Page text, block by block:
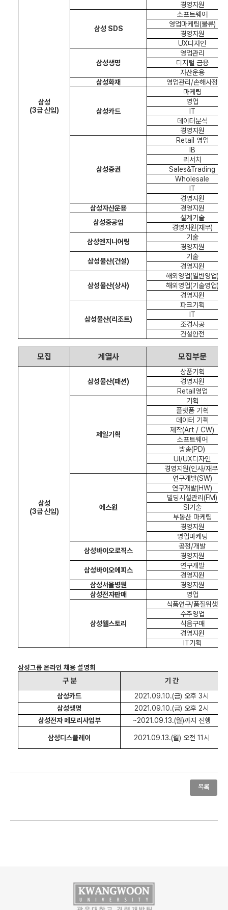
삼성
(3급 신입)
경영지원
삼성 SDS
소프트웨어
영업마케팅(물류)
경영지원
UX디자인
삼성생명
영업관리
디지털 금융
자산운용
삼성화재
영업관리 /손해사정
삼성카드
마케팅
영업
IT
데이터분석
경영지원
삼성증권
Retail 영업
IB
리서치
Sales&Trading
Wholesale
IT
경영지원
삼성자산운용
경영지원
삼성중공업
설계기술
경영지원(재무)
삼성엔지니어링
기술
경영지원
삼성물산(건설)
기술
경영지원
삼성물산(상사)
해외영업(일반영업)
해외영업(기술영업)
경영지원
삼성물산(리조트)
파크기획
IT
조경시공
건설안전
모집 계열사 모집부문
삼성
(3급 신입)
삼성물산(패션)
상품기획
경영지원
Retail 영업
제일기획
기획
플랫폼 기획
데이터 기획
제작(Art / CW)
소프트웨어
방송(PD)
UI/UX디자인
경영지원(인사/재무
에스원
연구개발(SW)
연구개발(HW)
빌딩시설관리(FM)
SI 기술
부동산 마케팅
경영지원
영업마케팅
삼성바이오로직스
공정/개발
경영지원
삼성바이오에피스
연구개발
경영지원
삼성서울병원
경영지원
삼성전자판매
영업
삼성웰스토리
식품연구/품질위생
수주영업
식음구매
경영지원
IT기획
삼성그룹 온라인 채용 설명회
구 분
기 간
삼성카드
2021.09.10.(금) 오후 3시
삼성생명
2021.09.10.(금) 오후 2시
삼성전자 메모리사업부
~2021.09.13.(월)까지 진행
삼성디스플레이 2021.09.13.(월) 오전 11시
목록